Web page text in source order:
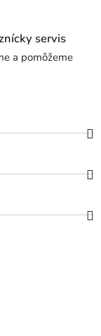
servis
a pomôžeme